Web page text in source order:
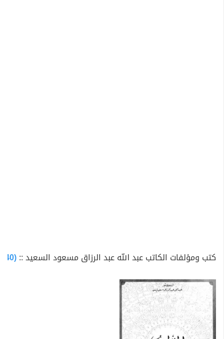
كتب ومؤلفات الكاتب عبد الله عبد الرزاق مسعود السعيد ::(40 كتاب متاح للتحميل)